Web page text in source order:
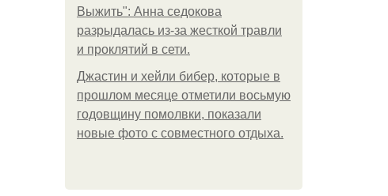
Выжить": Анна седокова
разрыдалась из-за жесткой травли
и проклятий в сети.
Джастин и хейли бибер, которые в
прошлом месяце отметили восьмую
годовщину помолвки, показали
новые фото с совместного отдыха.